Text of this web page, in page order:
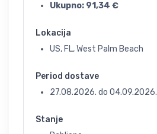
Ukupno: 91,34 €
Lokacija
US, FL, West Palm Beach
Period dostave
27.08.2026. do 04.09.2026.
Stanje